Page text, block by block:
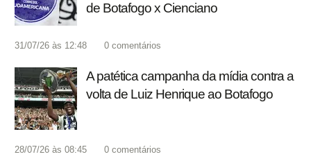
de Botafogo x Cienciano
31/07/26 às 12:48 0 comentários
A patética campanha da mídia contra a
volta de Luiz Henrique ao Botafogo
28/07/26 às 08:45 0 comentários